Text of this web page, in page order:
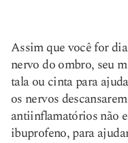
Assim que você for
nervo do ombro, seu
tala ou cinta para
os nervos
antiinflamatórios não
ibuprofeno, para